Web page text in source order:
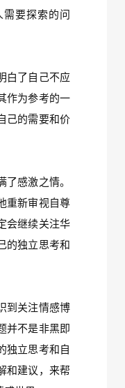
要探索的问
白了自己不应
作为参考的一
己的需要和价
感激之情。
重新审视自尊
会继续关注华
的独立思考和
到关注情感博
并不是非黑即
独立思考和自
和建议，来帮